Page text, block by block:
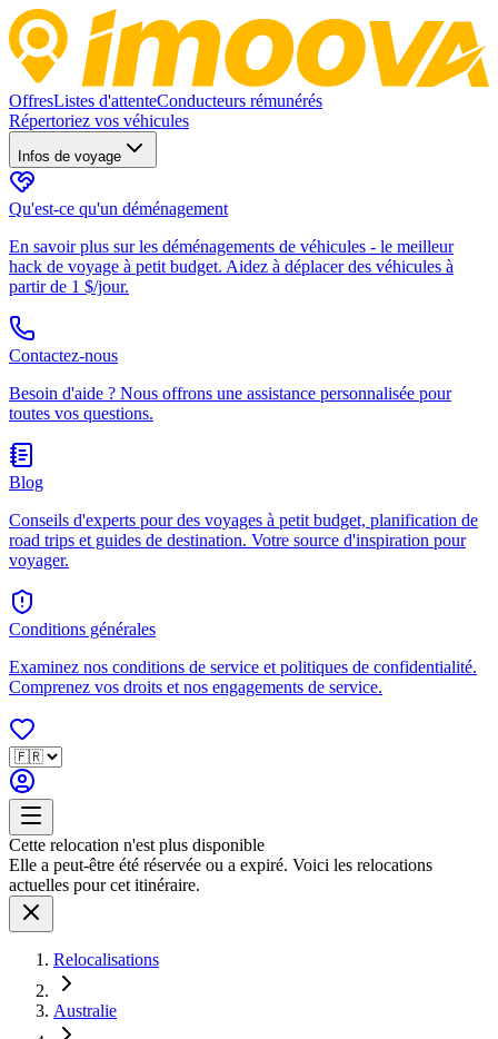
OffresListes d'attenteConducteurs rémunérés
Répertoriez vos véhicules
Infos de voyage
Qu'est-ce qu'un déménagement
En savoir plus sur les déménagements de véhicules - le meilleur
hack de voyage à petit budget. Aidez à déplacer des véhicules à
partir de 1 $/jour.
Contactez-nous
Besoin d'aide ? Nous offrons une assistance personnalisée pour
toutes vos questions.
Blog
Conseils d'experts pour des voyages à petit budget, planification de
road trips et guides de destination. Votre source d'inspiration pour
voyager.
Conditions générales
Examinez nos conditions de service et politiques de confidentialité.
Comprenez vos droits et nos engagements de service.
Cette relocation n'est plus disponible
Elle a peut-être été réservée ou a expiré. Voici les relocations
actuelles pour cet itinéraire.
Relocalisations
Australie